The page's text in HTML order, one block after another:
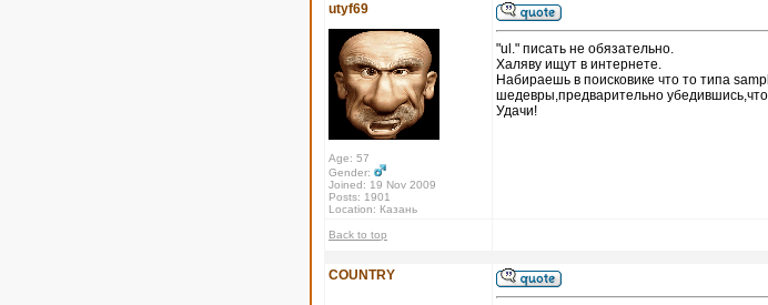
utyf69
Age: 57
Gender:
Joined: 19 Nov 2009
Posts: 1901
Location: Казань
"ul." писать не обязательно.
Халяву ищут в интернете.
Набираешь в поисковике что то типа
шедевры,предварительно
Удачи!
Back to top
COUNTRY